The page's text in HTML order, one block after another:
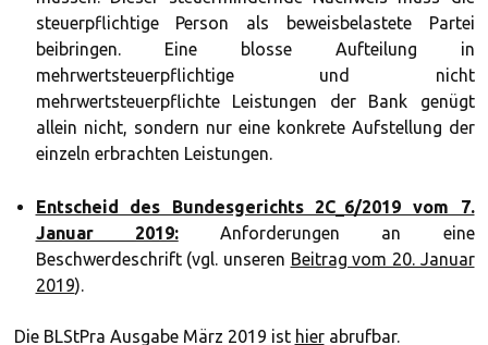
steuerpflichtige Person als beweisbelastete Partei
beibringen. Eine blosse Aufteilung in
mehrwertsteuerpflichtige und nicht
mehrwertsteuerpflichte Leistungen der Bank genügt
allein nicht, sondern nur eine konkrete Aufstellung der
einzeln erbrachten Leistungen.
Entscheid des Bundesgerichts 2C_6/2019 vom 7.
Januar 2019:Anforderungen an eine
Beschwerdeschrift (vgl. unseren Beitrag vom 20. Januar
2019).
Die BLStPra Ausgabe März 2019 ist hierabrufbar.